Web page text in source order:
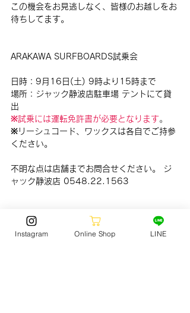
この機会をお見逃しなく、皆様のお越しをお
待ちしてます。
ARAKAWA SURFBOARDS試乗会
日時：9月16日(土) 9時より15時まで
場所：ジャック静波店駐車場 テントにて貸
出
※試乗には運転免許書が必要となります。
※リーシュコード、ワックスは各自でご持参
ください。
不明な点は店舗までお問合せください。 ジ
ャック静波店 0548.22.1563
Instagram Online Shop LINE